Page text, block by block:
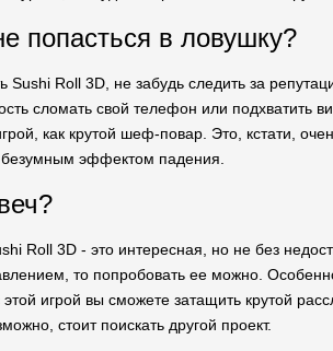
попасться в ловушку?
Sushi Roll 3D, не забудь следить за
сломать свой телефон или подхватить
как крутой шеф-повар. Это, кстати,
безумным эффектом падения.
Roll 3D - это интересная, но не без
то попробовать ее можно.
этой игрой вы сможете затащить крутой
стоит поискать другой проект.